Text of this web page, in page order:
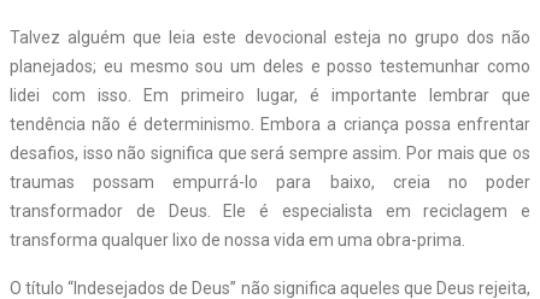
Talvez alguém que leia este devocional esteja no grupo dos não
planejados; eu mesmo sou um deles e posso testemunhar como
lidei com isso. Em primeiro lugar, é importante lembrar que
tendência não é determinismo. Embora a criança possa enfrentar
desafios, isso não significa que será sempre assim. Por mais que os
traumas possam empurrá-lo para baixo, creia no poder
transformador de Deus. Ele é especialista em reciclagem e
transforma qualquer lixo de nossa vida em uma obra-prima.
O título “Indesejados de Deus” não significa aqueles que Deus rejeita,